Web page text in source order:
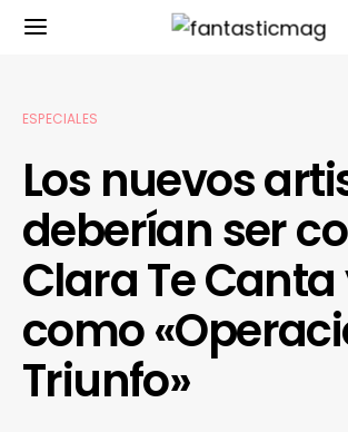
ESPECIALES
Los nuevos
deberían ser
Clara Te Canta
como
Triunfo»